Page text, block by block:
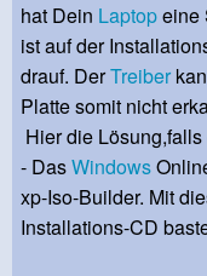
hat Dein Laptopeine
ist auf der
drauf. DerTreiber
Platte somit nicht
Hier die
- DasWindows
xp-Iso-Builder. Mit
Installations-CD